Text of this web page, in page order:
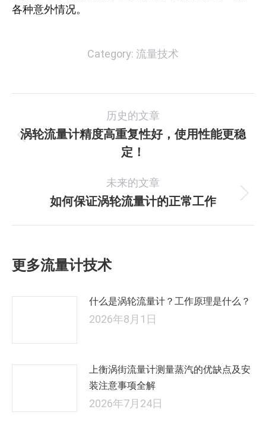
各种意外情况。
Category: 流量技术
章
历史的文章
历
史
文
章：
涡轮流量计精度高重复性好，使用性能更稳
定！
未来的文章
未
如何保证涡轮流量计的正常工作
更多流量计技术
什么是涡轮流量计？工作原理是什么？
2026年8月1日
上衡涡街流量计测量蒸汽的优缺点及安
装注意事项全解
2026年7月24日